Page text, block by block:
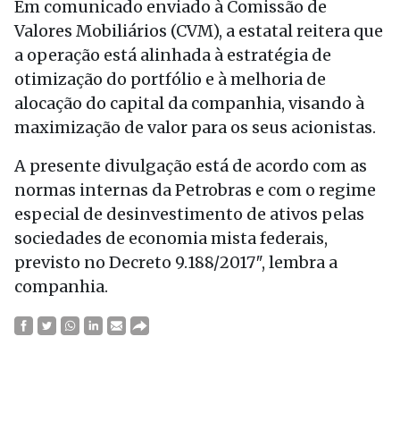
Em comunicado enviado à Comissão de
Valores Mobiliários (CVM), a estatal reitera que
a operação está alinhada à estratégia de
otimização do portfólio e à melhoria de
alocação do capital da companhia, visando à
maximização de valor para os seus acionistas.
A presente divulgação está de acordo com as
normas internas da Petrobras e com o regime
especial de desinvestimento de ativos pelas
sociedades de economia mista federais,
previsto no Decreto 9.188/2017″, lembra a
companhia.